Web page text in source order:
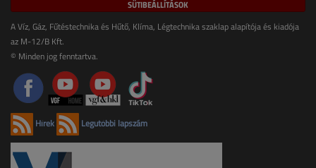
SÜTIBEÁLLÍTÁSOK
A Víz, Gáz, Fűtéstechnika és Hűtő, Klíma, Légtechnika szaklap alapítója és kiadója
az M-12/B Kft.
© Minden jog fenntartva.
Hírek Legutóbbi lapszám